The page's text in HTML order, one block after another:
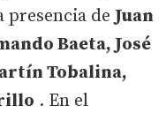
presencia de Juan
Baeta, José
Tobalina,
. En el